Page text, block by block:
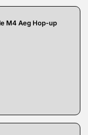
M4 Aeg Hop-up